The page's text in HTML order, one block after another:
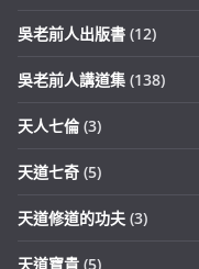
吳老前人出版書 (12)
吳老前人講道集 (138)
天人七倫 (3)
天道七奇 (5)
天道修道的功夫 (3)
天道寶貴 (5)